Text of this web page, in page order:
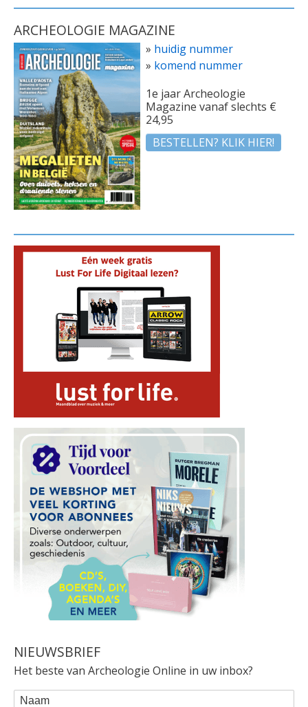
ARCHEOLOGIE MAGAZINE
» huidig nummer
» komend nummer
1e jaar Archeologie
Magazine vanaf slechts €
24,95
BESTELLEN? KLIK HIER!
NIEUWSBRIEF
Het beste van Archeologie Online in uw inbox?
WEBFORM
Naam